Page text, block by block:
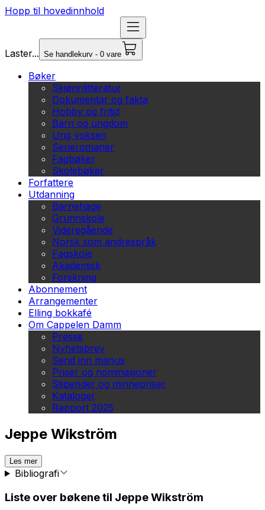
Hopp til hovedinnhold
Laster... Se handlekurv - 0 vare
Bøker
Skjønnlitteratur
Dokumentar og fakta
Hobby og fritid
Barn og ungdom
Ung voksen
Serieromaner
Fagbøker
Skolebøker
Forfattere
Utdanning
Barnehage
Grunnskole
Videregående
Norsk som andrespråk
Fagskole
Akademisk
Forskning
Abonnement
Arrangementer
Elling bokkafé
Om Cappelen Damm
Presse
Nyhetsbrev
Send inn manus
Priser og nominasjoner
Stipender og minnepriser
Kataloger
Rapport 2025
Jeppe Wikström
Les mer
Bibliografi
Liste over bøkene til Jeppe Wikström